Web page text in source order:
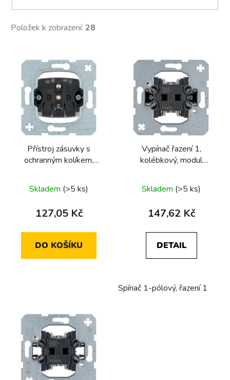
Položek k zobrazení: 28
Přístroj zásuvky s
ochranným kolíkem,
hodnocení
produktu
5,0
z
Skladem (>5 ks)
127,05 Kč
DO KOŠÍKU
Vypínač řazení 1,
kolébkový, modul
Skladem (>5 ks)
147,62 Kč
DETAIL
Spínač 1-pólový, řazení 1